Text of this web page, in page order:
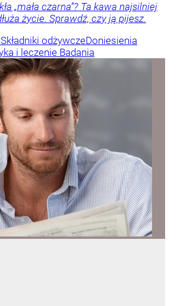
„mała czarna”? Ta kawa najsilniej
życie. Sprawdź, czy ją pijesz.
Składniki odżywczeDoniesienia
i leczenie Badania